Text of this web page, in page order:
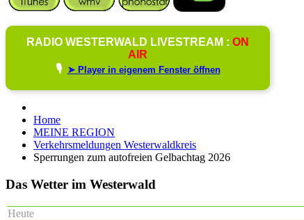
RADIO WESTERWALD LIVESTREAM : ON
AIR
🎙️ ➤ Player in eigenem Fenster öffnen
Home
MEINE REGION
Verkehrsmeldungen Westerwaldkreis
Sperrungen zum autofreien Gelbachtag 2026
Das Wetter im Westerwald
Heute